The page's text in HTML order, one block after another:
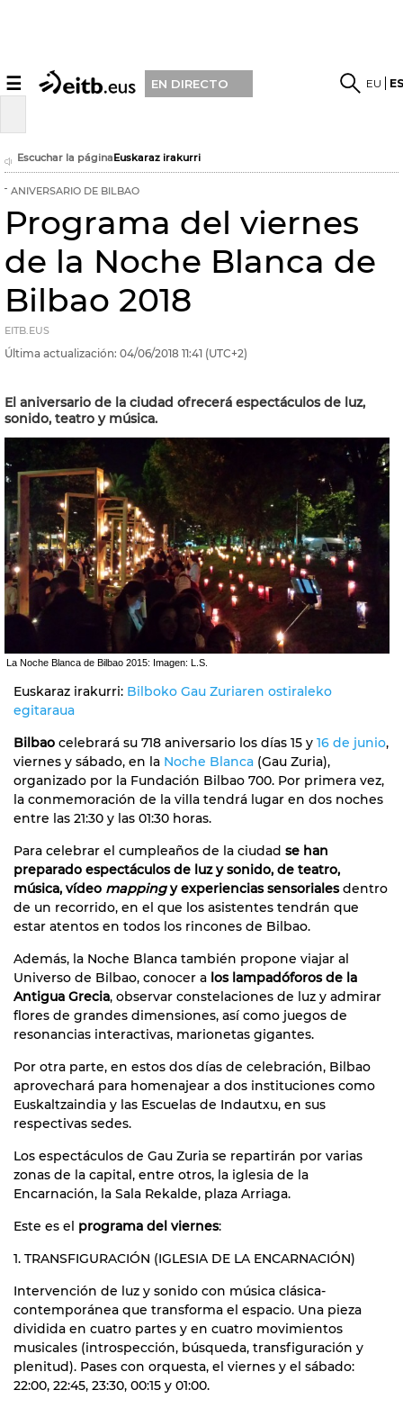
☰ EN DIRECTO EU
Escuchar la páginaEuskaraz irakurri
ANIVERSARIO DE BILBAO
Programa del viernes
de la Noche Blanca de
Bilbao 2018
EITB.EUS
Última actualización: 04/06/2018 11:41 (UTC+2)
El aniversario de la ciudad ofrecerá espectáculos de luz,
sonido, teatro y música.
La Noche Blanca de Bilbao 2015: Imagen: L.S.
Euskaraz irakurri: Bilboko Gau Zuriaren ostiraleko
egitaraua
Bilbao celebrará su 718 aniversario los días 15 y 16 de junio,
viernes y sábado, en la Noche Blanca (Gau Zuria),
organizado por la Fundación Bilbao 700. Por primera vez,
la conmemoración de la villa tendrá lugar en dos noches
entre las 21:30 y las 01:30 horas.
Para celebrar el cumpleaños de la ciudad se han
preparado espectáculos de luz y sonido, de teatro,
música, vídeo mappingy experiencias sensorialesdentro
de un recorrido, en el que los asistentes tendrán que
estar atentos en todos los rincones de Bilbao.
Además, la Noche Blanca también propone viajar al
Universo de Bilbao, conocer a los lampadóforos de la
Antigua Grecia, observar constelaciones de luz y admirar
flores de grandes dimensiones, así como juegos de
resonancias interactivas, marionetas gigantes.
Por otra parte, en estos dos días de celebración, Bilbao
aprovechará para homenajear a dos instituciones como
Euskaltzaindia y las Escuelas de Indautxu, en sus
respectivas sedes.
Los espectáculos de Gau Zuria se repartirán por varias
zonas de la capital, entre otros, la iglesia de la
Encarnación, la Sala Rekalde, plaza Arriaga.
Este es el programa del viernes:
1. TRANSFIGURACIÓN (IGLESIA DE LA ENCARNACIÓN)
Intervención de luz y sonido con música clásica-
contemporánea que transforma el espacio. Una pieza
dividida en cuatro partes y en cuatro movimientos
musicales (introspección, búsqueda, transfiguración y
plenitud). Pases con orquesta, el viernes y el sábado:
22:00, 22:45, 23:30, 00:15 y 01:00.